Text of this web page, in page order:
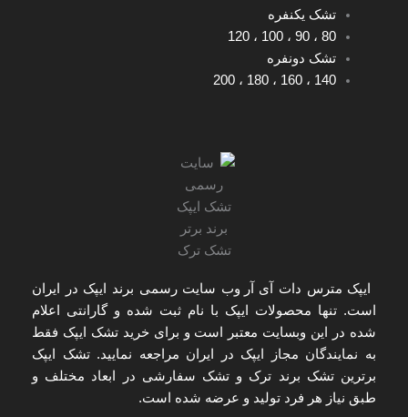
تشک یکنفره
80، 90، 100 ، 120
تشک دونفره
140 ، 160 ، 180 ، 200
ایپک مترس دات آی آر وب سایت رسمی برند ایپک در ایران
است. تنها محصولات ایپک با نام ثبت شده و گارانتی اعلام
شده در این وبسایت معتبر است و برایخرید تشک ایپک فقط
به نمایندگان مجاز ایپک در ایران مراجعه نمایید. تشک ایپک
برترین تشک برند ترک و تشک سفارشی در ابعاد مختلف و
طبق نیاز هر فرد تولید و عرضه شده است.